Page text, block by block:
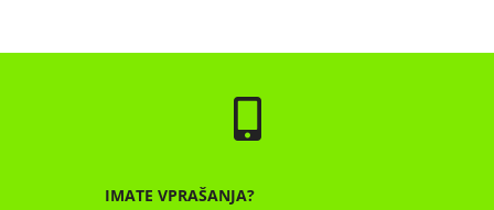
IMATE VPRAŠANJA?